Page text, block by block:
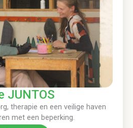
JUNTOS
therapie en een veilige haven
met een beperking.